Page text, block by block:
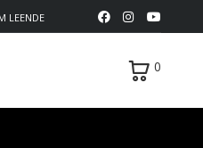
LEENDE
0